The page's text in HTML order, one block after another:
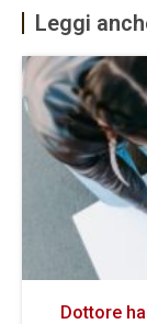
Leggi
Dottore